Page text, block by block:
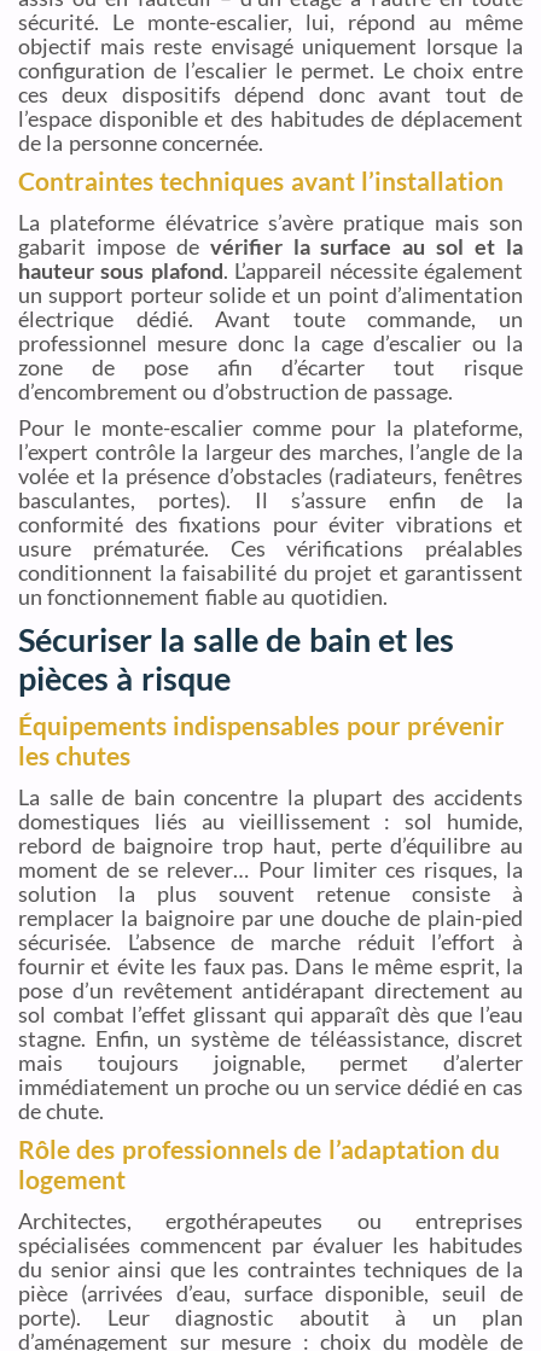
sécurité. Le monte-escalier, lui, répond au même
objectif mais reste envisagé uniquement lorsque la
configuration de l’escalier le permet. Le choix entre
ces deux dispositifs dépend donc avant tout de
l’espace disponible et des habitudes de déplacement
de la personne concernée.
Contraintes techniques avant l’installation
La plateforme élévatrice s’avère pratique mais son
gabarit impose de vérifier la surface au sol et la
hauteur sous plafond. L’appareil nécessite également
un support porteur solide et un point d’alimentation
électrique dédié. Avant toute commande, un
professionnel mesure donc la cage d’escalier ou la
zone de pose afin d’écarter tout risque
d’encombrement ou d’obstruction de passage.
Pour le monte-escalier comme pour la plateforme,
l’expert contrôle la largeur des marches, l’angle de la
volée et la présence d’obstacles (radiateurs, fenêtres
basculantes, portes). Il s’assure enfin de la
conformité des fixations pour éviter vibrations et
usure prématurée. Ces vérifications préalables
conditionnent la faisabilité du projet et garantissent
un fonctionnement fiable au quotidien.
Sécuriser la salle de bain et les
pièces à risque
Équipements indispensables pour prévenir
les chutes
La salle de bain concentre la plupart des accidents
domestiques liés au vieillissement : sol humide,
rebord de baignoire trop haut, perte d’équilibre au
moment de se relever… Pour limiter ces risques, la
solution la plus souvent retenue consiste à
remplacer la baignoire par une douche de plain-pied
sécurisée. L’absence de marche réduit l’effort à
fournir et évite les faux pas. Dans le même esprit, la
pose d’un revêtement antidérapant directement au
sol combat l’effet glissant qui apparaît dès que l’eau
stagne. Enfin, un système de téléassistance, discret
mais toujours joignable, permet d’alerter
immédiatement un proche ou un service dédié en cas
de chute.
Rôle des professionnels de l’adaptation du
logement
Architectes, ergothérapeutes ou entreprises
spécialisées commencent par évaluer les habitudes
du senior ainsi que les contraintes techniques de la
pièce (arrivées d’eau, surface disponible, seuil de
porte). Leur diagnostic aboutit à un plan
d’aménagement sur mesure : choix du modèle de